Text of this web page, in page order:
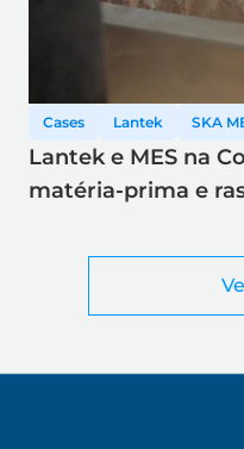
Cases Lantek SKA
Lantek e MES na
matéria-prima e